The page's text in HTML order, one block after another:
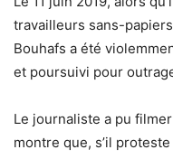
travailleurs sans-
Bouhafs a été
et poursuivi pour
Le journaliste a pu
montre que, s’il